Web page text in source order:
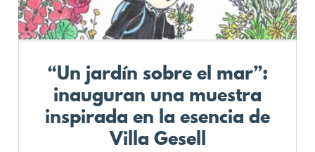
“Un jardín sobre el mar”:
inauguran una muestra
inspirada en la esencia de
Villa Gesell